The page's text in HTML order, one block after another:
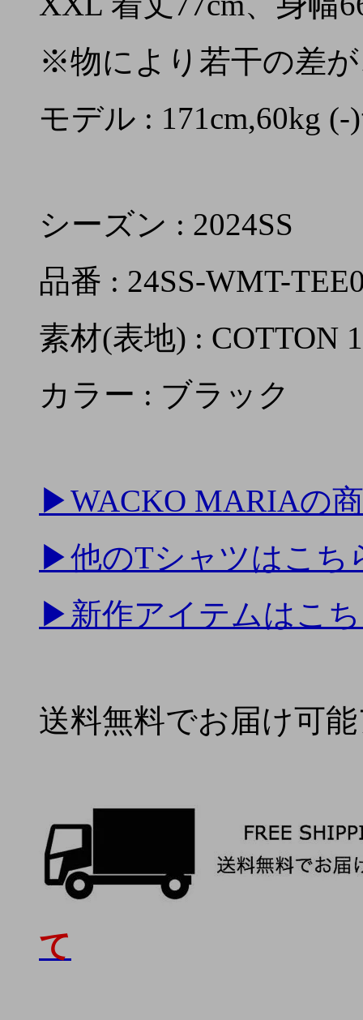
※物により若干の差
モデル : 171cm,60kg
シーズン : 2024SS
品番 : 24SS-WMT-
素材(表地) : COTTON
カラー : ブラック
▶WACKO MARIAの
▶他のTシャツはこち
▶ 新作アイテムはこ
送料無料でお届け可
て